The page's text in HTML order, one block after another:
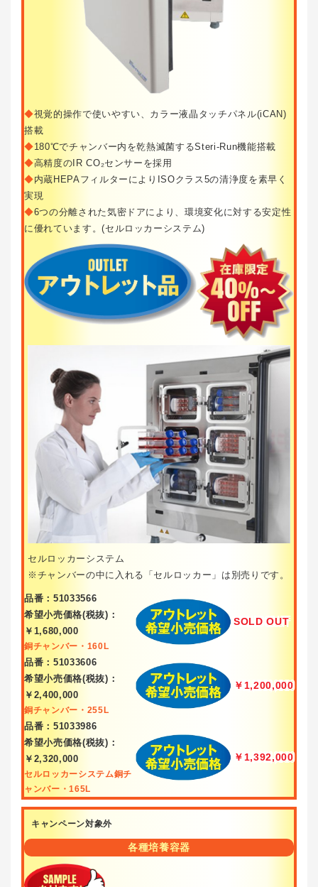
◆視覚的操作で使いやすい、カラー液晶タッチパネル(iCAN)
搭載
◆180℃でチャンバー内を乾熱滅菌するSteri-Run機能搭載
◆高精度のIR CO₂センサーを採用
◆内蔵HEPAフィルターによりISOクラス5の清浄度を素早く
実現
◆6つの分離された気密ドアにより、環境変化に対する安定性
に優れています。(セルロッカーシステム)
セルロッカーシステム
※チャンバーの中に入れる「セルロッカー」は別売りです。
品番：51033566
希望小売価格(税抜)：
￥1,680,000
SOLD OUT
銅チャンバー・160L
品番：51033606
希望小売価格(税抜)：
￥2,400,000
￥1,200,000
銅チャンバー・255L
品番：51033986
希望小売価格(税抜)：
￥2,320,000
￥1,392,000
セルロッカーシステム銅チ
ャンバー・165L
キャンペーン対象外
各種培養容器